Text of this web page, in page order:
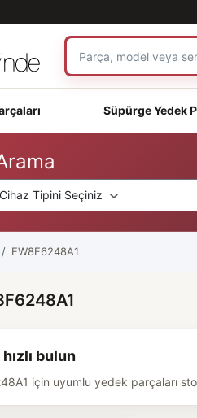
Süpürge Yedek
Cihaz Tipini Seçiniz
EW8F6248A1
bulun
için uyumlu yedek parçaları